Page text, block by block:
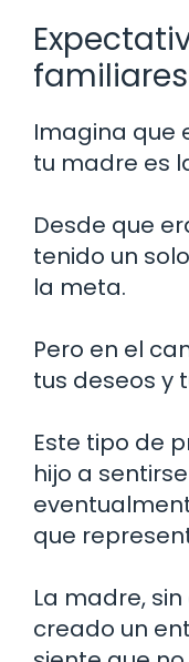
familiares
Imagina que
tu madre es
Desde que
tenido un
la meta.
Pero en el
tus deseos y
Este tipo de
hijo a
que
La madre,
creado un